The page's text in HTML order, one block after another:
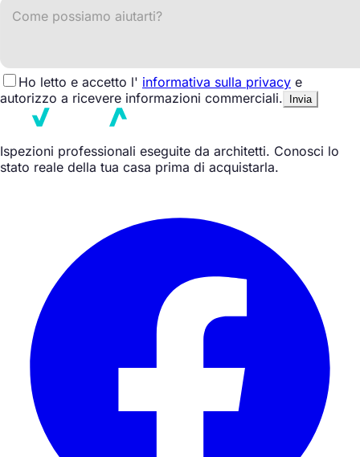
Ho letto e accetto l' informativa sulla privacy e
autorizzo a ricevere informazioni commerciali.
Invia
Ispezioni professionali eseguite da architetti. Conosci lo
stato reale della tua casa prima di acquistarla.